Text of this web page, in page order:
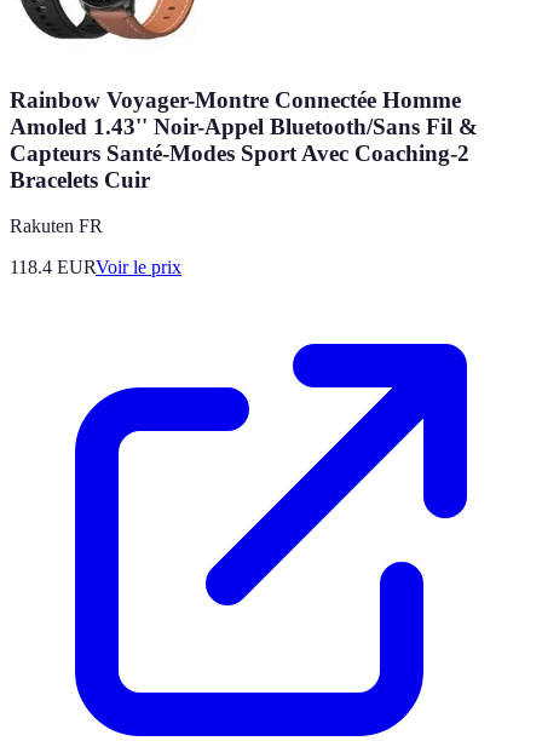
Rainbow Voyager-Montre Connectée Homme
Amoled 1.43'' Noir-Appel Bluetooth/Sans Fil &
Capteurs Santé-Modes Sport Avec Coaching-2
Bracelets Cuir
Rakuten FR
118.4 EURVoir le prix